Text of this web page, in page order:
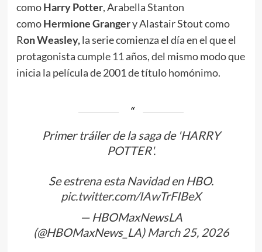
comoHarry Potter, Arabella Stanton
comoHermione Grangery Alastair Stout como
Ron Weasley,la serie comienza el día en el que el
protagonista cumple 11 años, del mismo modo que
inicia la película de 2001 de título homónimo.
Primer tráiler de la saga de 'HARRY
POTTER'.
Se estrena esta Navidad en HBO.
pic.twitter.com/IAwTrFIBeX
— HBOMaxNewsLA
(@HBOMaxNews_LA) March 25, 2026